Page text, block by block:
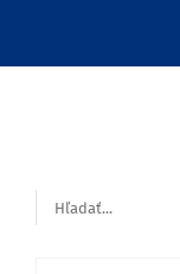
Hľadať: